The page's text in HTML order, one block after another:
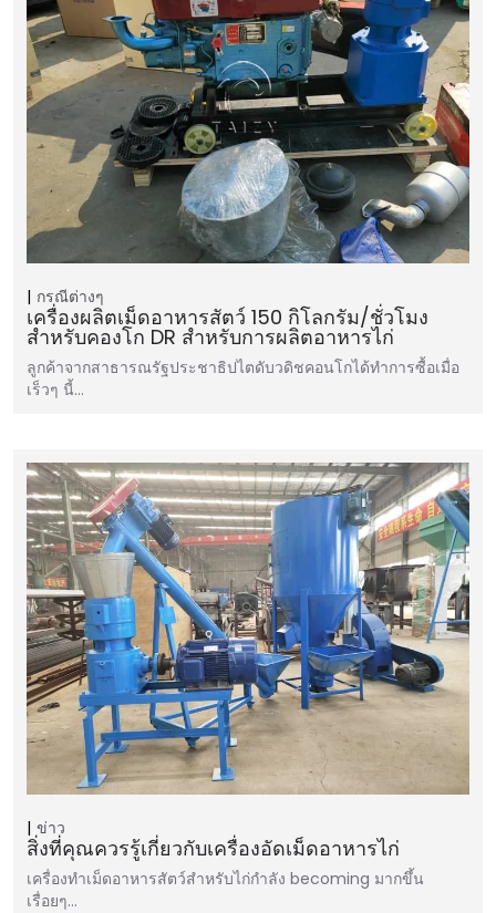
กรณีต่างๆ
เครื่องผลิตเม็ดอาหารสัตว์ 150 กิโลกรัม/ชั่วโมง
สำหรับคองโก DR สำหรับการผลิตอาหารไก่
ลูกค้าจากสาธารณรัฐประชาธิปไตดับวดิชคอนโกได้ทำการซื้อเมื่อ
เร็วๆ นี้…
ข่าว
สิ่งที่คุณควรรู้เกี่ยวกับเครื่องอัดเม็ดอาหารไก่
เครื่องทำเม็ดอาหารสัตว์สำหรับไก่กำลัง becoming มากขึ้น
เรื่อยๆ…